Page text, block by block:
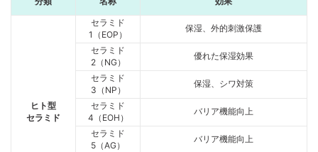
ヒト型
セラミド
セラミド
1（EOP）
保湿、外的刺激保護
セラミド
2（NG）
優れた保湿効果
セラミド
3（NP）
保湿、シワ対策
セラミド
4（EOH）
バリア機能向上
セラミド
5（AG）
バリア機能向上